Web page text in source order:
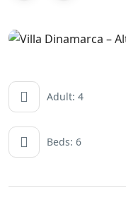
Adult: 4
Beds: 6